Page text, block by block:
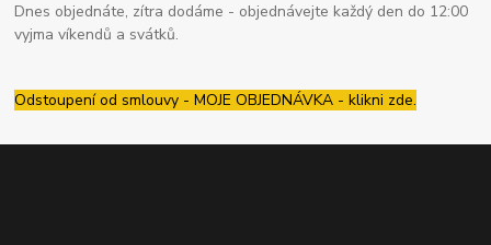
Dnes objednáte, zítra dodáme - objednávejte každý den do 12:00
vyjma víkendů a svátků.
Odstoupení od smlouvy - MOJE OBJEDNÁVKA - klikni zde.